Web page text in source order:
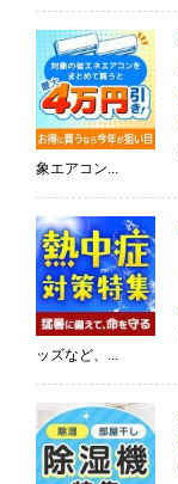
象エアコン...
ッズなど、...